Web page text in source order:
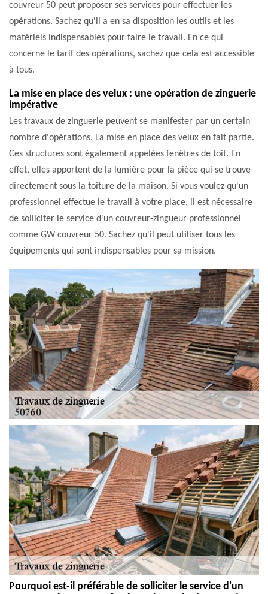
couvreur 50 peut proposer ses services pour effectuer les
opérations. Sachez qu'il a en sa disposition les outils et les
matériels indispensables pour faire le travail. En ce qui
concerne le tarif des opérations, sachez que cela est accessible
à tous.
La mise en place des velux : une opération de zinguerie
impérative
Les travaux de zinguerie peuvent se manifester par un certain
nombre d'opérations. La mise en place des velux en fait partie.
Ces structures sont également appelées fenêtres de toit. En
effet, elles apportent de la lumière pour la pièce qui se trouve
directement sous la toiture de la maison. Si vous voulez qu'un
professionnel effectue le travail à votre place, il est nécessaire
de solliciter le service d'un couvreur-zingueur professionnel
comme GW couvreur 50. Sachez qu'il peut utiliser tous les
équipements qui sont indispensables pour sa mission.
Pourquoi est-il préférable de solliciter le service d'un